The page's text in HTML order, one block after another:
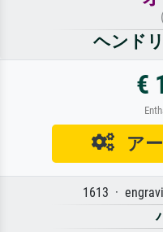
ヘンド
€
ア
1613 ·